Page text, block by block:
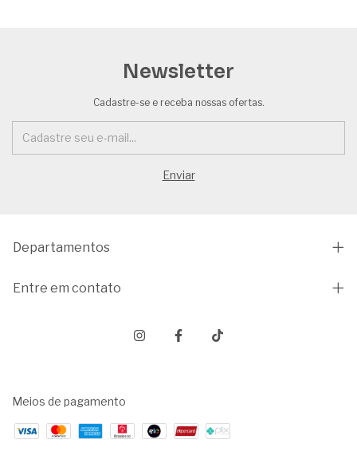
Newsletter
Cadastre-se e receba nossas ofertas.
Departamentos
Entre em contato
Meios de pagamento